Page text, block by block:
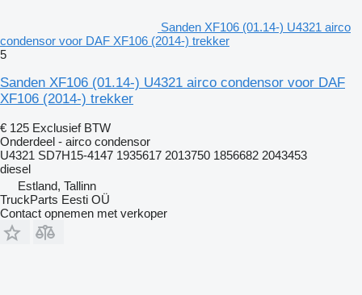
Sanden XF106 (01.14-) U4321 airco
condensor voor DAF XF106 (2014-) trekker
5
Sanden XF106 (01.14-) U4321 airco condensor voor DAF
XF106 (2014-) trekker
€ 125 Exclusief BTW
Onderdeel - airco condensor
U4321 SD7H15-4147 1935617 2013750 1856682 2043453
diesel
Estland, Tallinn
TruckParts Eesti OÜ
Contact opnemen met verkoper